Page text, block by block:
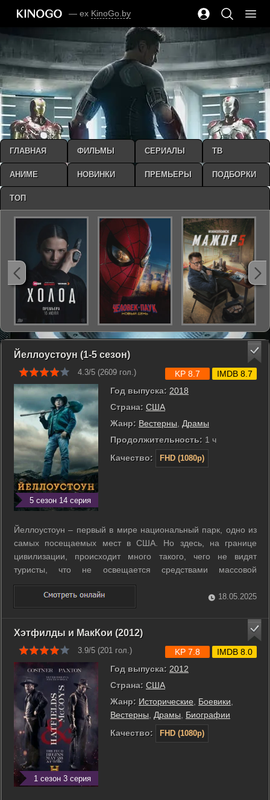
— ex KinoGo.by
Йеллоустоун (1-5 сезон)
4.3/5 (2609 гол.)
5 сезон 14 серия
Год выпуска: 2018
Страна: США
Жанр: Вестерны
Драмы
Продолжительность: 1 ч
Качество:
FHD (1080p)
KP 8.7 IMDB 8.7
Йеллоустоун – первый в мире национальный парк, одно из
самых посещаемых мест в США. Но здесь, на границе
цивилизации, происходит много такого, чего не видят
туристы, что не освещается средствами массовой
информации. Семья Даттон, главой которой является Джон
Даттон, владеет огромным ранчо, сопредельным с
территорией парка. На их землю претендует и ...
18.05.2025
Хэтфилды и МакКои (2012)
3.9/5 (201 гол.)
1 сезон 3 серия
Год выпуска: 2012
Страна: США
Жанр: Исторические Боевики
Вестерны
Драмы
Биографии
Качество:
FHD (1080p)
KP 7.8 IMDB 8.0
ГЛАВНАЯ ФИЛЬМЫ СЕРИАЛЫ ТВ
АНИМЕ НОВИНКИ ПРЕМЬЕРЫ ПОДБОРКИ
ТОП